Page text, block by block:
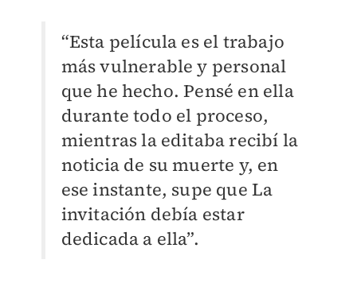
“Esta película es el trabajo
más vulnerable y personal
que he hecho. Pensé en ella
durante todo el proceso,
mientras la editaba recibí la
noticia de su muerte y, en
ese instante, supe que La
invitación debía estar
dedicada a ella”.